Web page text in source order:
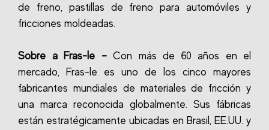
de freno, pastillas de freno para automóviles y
fricciones moldeadas.
Sobre a Fras-le –Con más de 60 años en el
mercado, Fras-le es uno de los cinco mayores
fabricantes mundiales de materiales de fricción y
una marca reconocida globalmente. Sus fábricas
están estratégicamente ubicadas en Brasil, EE.UU. y